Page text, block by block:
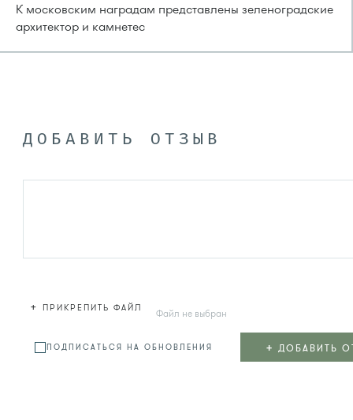
К московским наградам представлены зеленоградские
архитектор и камнетес
ДОБАВИТЬ ОТЗЫВ
+ ПРИКРЕПИТЬ ФАЙЛ Файл не выбран
ПОДПИСАТЬСЯ НА ОБНОВЛЕНИЯ + ДОБАВИТЬ